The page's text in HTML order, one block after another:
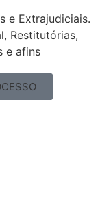
e Extrajudiciais.
Restitutórias,
e afins